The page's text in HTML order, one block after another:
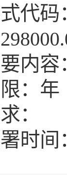
代码
内容
：年
：
时间